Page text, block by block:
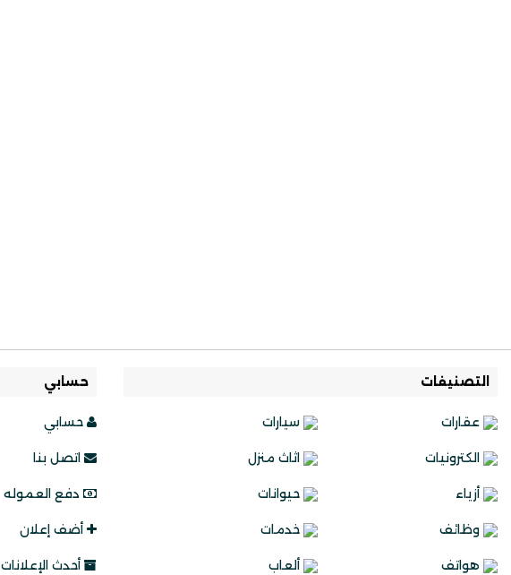
التصنيفات
عقارات سيارات
الكترونيات اثاث منزل
أزياء حيوانات
وظائف خدمات
هواتف ألعاب
حسابي
حسابي
اتصل بنا
دفع العموله
أضف إعلان
أحدث الإعلانات